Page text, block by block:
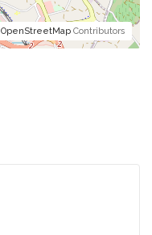
OpenStreetMap Contributors